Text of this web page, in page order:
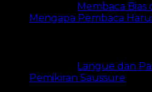
Membaca Bias
Mengapa Pembaca
Langue dan
Pemikiran Saussure